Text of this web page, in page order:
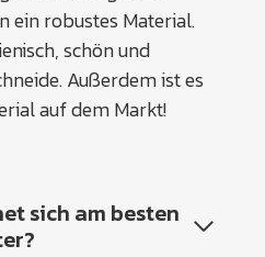
ein robustes Material.
schön und
Außerdem ist es
auf dem Markt!
sich am besten